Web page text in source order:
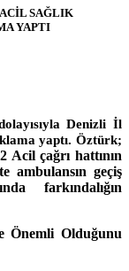
SAĞLIK
YAPTI
Denizli İl
yaptı. Öztürk;
Acil çağrı hattının
ambulansın geçiş
farkındalığın
Önemli Olduğunu